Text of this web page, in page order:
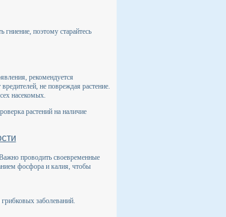
поэтому старайтесь
рекомендуется
не повреждая растение.
насекомых.
растений на наличие
проводить своевременные
фосфора и калия, чтобы
заболеваний.